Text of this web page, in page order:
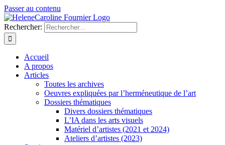
Passer au contenu
Rechercher:
Accueil
A propos
Articles
Toutes les archives
Oeuvres expliquées par l’herméneutique de l’art
Dossiers thématiques
Divers dossiers thématiques
L’IA dans les arts visuels
Matériel d’artistes (2021 et 2024)
Ateliers d’artistes (2023)